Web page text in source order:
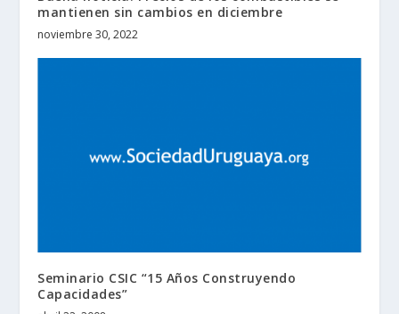
mantienen sin cambios en diciembre
noviembre 30, 2022
Seminario CSIC “15 Años Construyendo
Capacidades”